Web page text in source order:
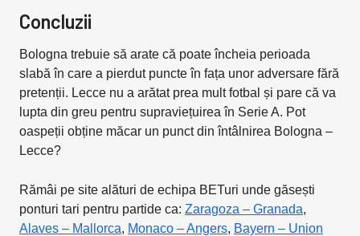
Concluzii
Bologna trebuie să arate că poate încheia perioada
slabă în care a pierdut puncte în fața unor adversare fără
pretenții. Lecce nu a arătat prea mult fotbal și pare că va
lupta din greu pentru supraviețuirea în Serie A. Pot
oaspeții obține măcar un punct din întâlnirea Bologna –
Lecce?
Rămâi pe site alături de echipa BETuri unde găsești
ponturi tari pentru partide ca: Zaragoza – Granada,
Alaves – Mallorca, Monaco – Angers, Bayern – Union